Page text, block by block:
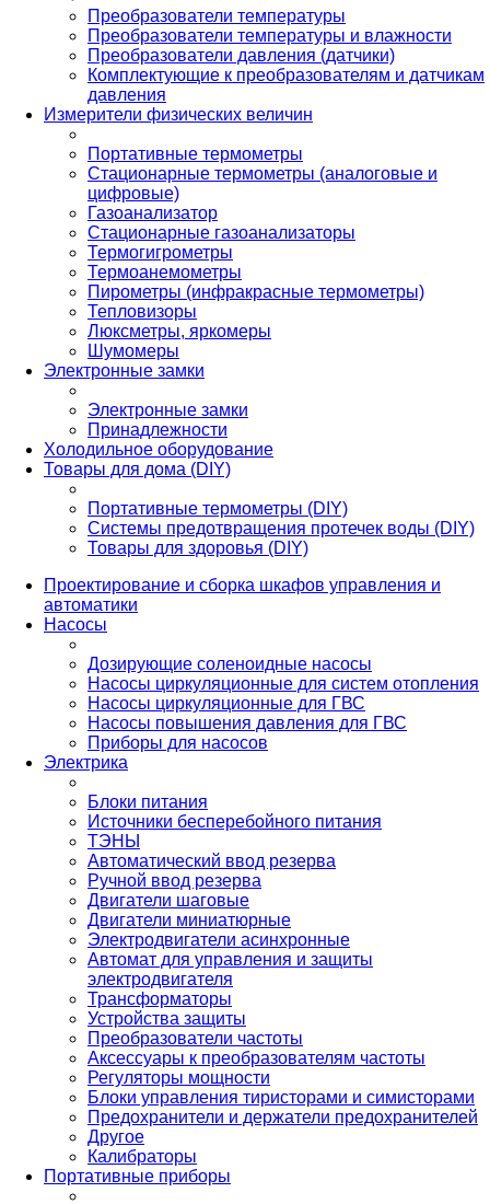
Преобразователи температуры
Преобразователи температуры и влажности
Преобразователи давления (датчики)
Комплектующие к преобразователям и датчикам
давления
Измерители физических величин
Портативные термометры
Стационарные термометры (аналоговые и
цифровые)
Газоанализатор
Стационарные газоанализаторы
Термогигрометры
Термоанемометры
Пирометры (инфракрасные термометры)
Тепловизоры
Люксметры, яркомеры
Шумомеры
Электронные замки
Электронные замки
Принадлежности
Холодильное оборудование
Товары для дома (DIY)
Портативные термометры (DIY)
Системы предотвращения протечек воды (DIY)
Товары для здоровья (DIY)
Проектирование и сборка шкафов управления и
автоматики
Насосы
Дозирующие соленоидные насосы
Насосы циркуляционные для систем отопления
Насосы циркуляционные для ГВС
Насосы повышения давления для ГВС
Приборы для насосов
Электрика
Блоки питания
Источники бесперебойного питания
ТЭНЫ
Автоматический ввод резерва
Ручной ввод резерва
Двигатели шаговые
Двигатели миниатюрные
Электродвигатели асинхронные
Автомат для управления и защиты
электродвигателя
Трансформаторы
Устройства защиты
Преобразователи частоты
Аксессуары к преобразователям частоты
Регуляторы мощности
Блоки управления тиристорами и симисторами
Предохранители и держатели предохранителей
Другое
Калибраторы
Портативные приборы